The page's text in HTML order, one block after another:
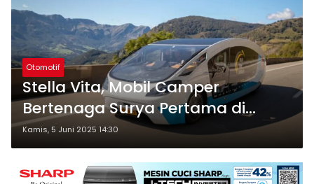
Otomotif
Stella Vita, Mobil Camper
Bertenaga Surya Pertama di
Dunia, Siap Ubah Cara Berlibur
Kamis, 5 Juni 2025 14:30